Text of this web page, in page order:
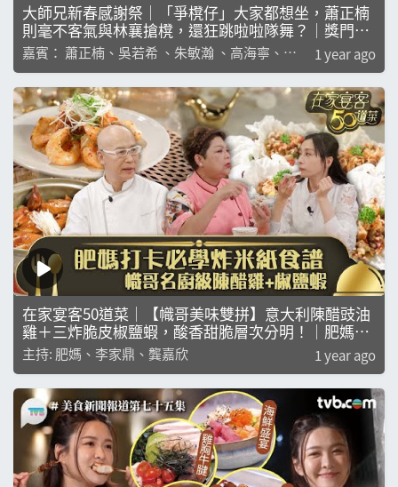
大師兄新春感謝祭｜「爭櫈仔」大家都想坐，蕭正楠
則毫不客氣與林襄搶櫈，還狂跳啦啦隊舞？｜獎門人
｜錢嘉樂｜阮兆祥｜麥美恩｜林秀怡｜林正峰
嘉賓： 蕭正楠、吳若希 、朱敏瀚 、高海寧、林
襄
1 year ago
在家宴客50道菜｜【幟哥美味雙拼】意大利陳醋豉油
雞＋三炸脆皮椒鹽蝦，酸香甜脆層次分明！｜肥媽｜
李家鼎｜龔嘉欣｜煮食｜美食｜綜藝
主持: 肥媽、李家鼎、龔嘉欣 1 year ago